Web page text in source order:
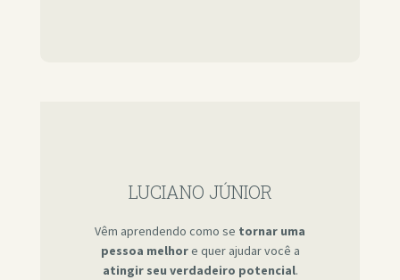
LUCIANO JÚNIOR
Vêm aprendendo como se tornar uma
pessoa melhore quer ajudar você a
atingir seu verdadeiro potencial.